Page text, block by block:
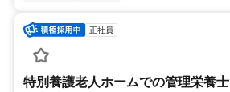
正社員
特別養護老人ホームでの管理栄養士